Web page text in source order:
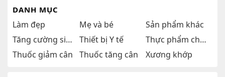
DANH MỤC
Làm đẹp Mẹ và bé
Sản phẩm khác
Tăng cường sinh lý
Thiết bị Y tế
Thực phẩm chức năng
Thuốc giảm cân
Thuốc tăng cân Xương khớp